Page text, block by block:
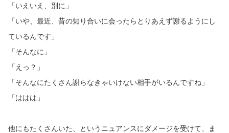
「いえいえ、別に」
「いや、最近、昔の知り合いに会ったらとりあえず謝るようにし
ているんです」
「そんなに」
「えっ？」
「そんなにたくさん謝らなきゃいけない相手がいるんですね」
「ははは」
他にもたくさんいた、というニュアンスにダメージを受けて、ま